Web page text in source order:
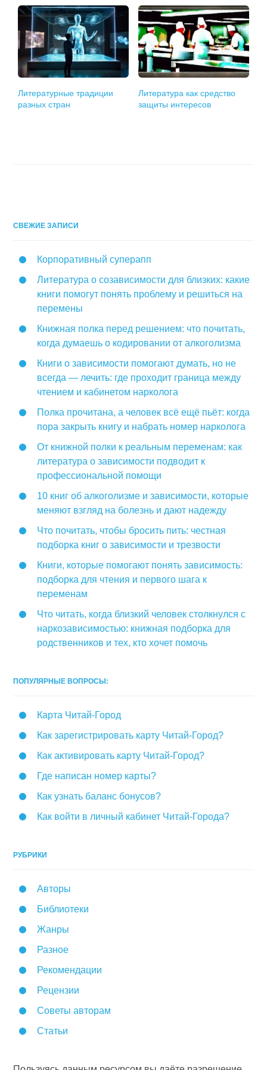
Литературные традиции
разных стран
Литература как средство
защиты интересов
СВЕЖИЕ ЗАПИСИ
Корпоративный суперапп
Литература о созависимости для близких: какие
книги помогут понять проблему и решиться на
перемены
Книжная полка перед решением: что почитать,
когда думаешь о кодировании от алкоголизма
Книги о зависимости помогают думать, но не
всегда — лечить: где проходит граница между
чтением и кабинетом нарколога
Полка прочитана, а человек всё ещё пьёт: когда
пора закрыть книгу и набрать номер нарколога
От книжной полки к реальным переменам: как
литература о зависимости подводит к
профессиональной помощи
10 книг об алкоголизме и зависимости, которые
меняют взгляд на болезнь и дают надежду
Что почитать, чтобы бросить пить: честная
подборка книг о зависимости и трезвости
Книги, которые помогают понять зависимость:
подборка для чтения и первого шага к
переменам
Что читать, когда близкий человек столкнулся с
наркозависимостью: книжная подборка для
родственников и тех, кто хочет помочь
ПОПУЛЯРНЫЕ ВОПРОСЫ:
Карта Читай-Город
Как зарегистрировать карту Читай-Город?
Как активировать карту Читай-Город?
Где написан номер карты?
Как узнать баланс бонусов?
Как войти в личный кабинет Читай-Города?
РУБРИКИ
Авторы
Библиотеки
Жанры
Разное
Рекомендации
Рецензии
Советы авторам
Статьи